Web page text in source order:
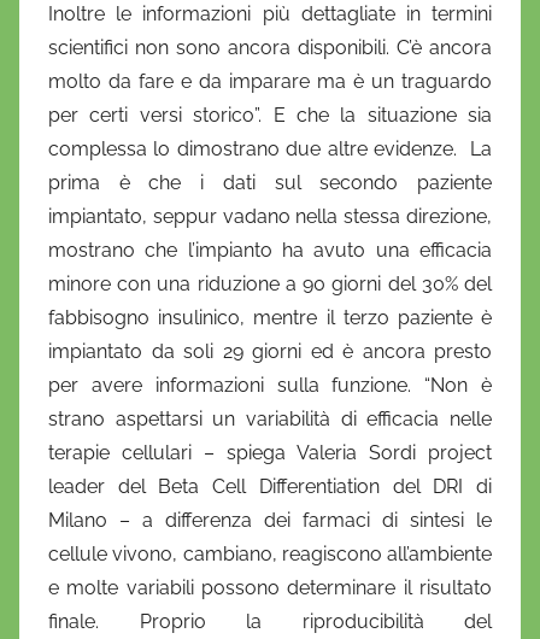
Inoltre le informazioni più dettagliate in termini
scientifici non sono ancora disponibili. C’è ancora
molto da fare e da imparare ma è un traguardo
per certi versi storico”. E che la situazione sia
complessa lo dimostrano due altre evidenze. La
prima è che i dati sul secondo paziente
impiantato, seppur vadano nella stessa direzione,
mostrano che l’impianto ha avuto una efficacia
minore con una riduzione a 90 giorni del 30% del
fabbisogno insulinico, mentre il terzo paziente è
impiantato da soli 29 giorni ed è ancora presto
per avere informazioni sulla funzione. “Non è
strano aspettarsi un variabilità di efficacia nelle
terapie cellulari – spiega Valeria Sordi project
leader del Beta Cell Differentiation del DRI di
Milano – a differenza dei farmaci di sintesi le
cellule vivono, cambiano, reagiscono all’ambiente
e molte variabili possono determinare il risultato
finale. Proprio la riproducibilità del